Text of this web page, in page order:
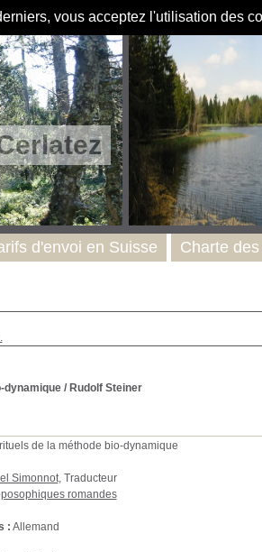
vous acceptez l'utilisation des
dynamique/ Rudolf Steiner
de la méthode bio-dynamique
Simonnot, Traducteur
romandes
: Allemand
d'envoi en Suisse Charte